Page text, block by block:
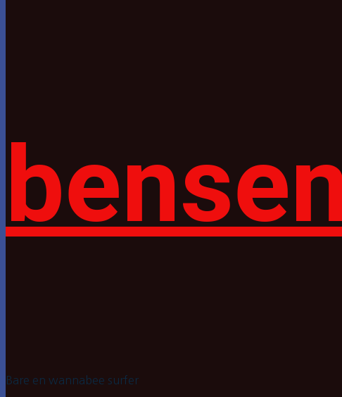
Bare en wannabee surfer